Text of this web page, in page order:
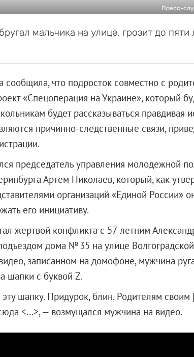
Пресс-
мальчика на улице, грозит до пяти
сообщила, что подросток совместно с
«Спецоперация на Украине», который
будет рассказываться правдивая
причинно-следственные связи,
председатель управления молодежной
Артем Николаев, который, как
организаций «Единой России»
его инициативу.
жертвой конфликта с 57-летним
дома № 35 на улице
записанном на домофоне, мужчина
шапки с буквой Z.
шапку. Придурок, блин. Родителям своим
<…>, — возмущался мужчина на видео.